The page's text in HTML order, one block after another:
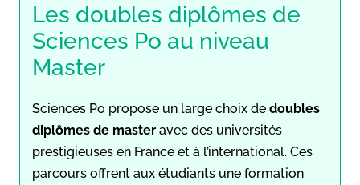
Les doubles diplômes de
Sciences Po au niveau
Master
Sciences Po propose un large choix de doubles
diplômes de master avec des universités
prestigieuses en France et à l’international. Ces
parcours offrent aux étudiants une formation